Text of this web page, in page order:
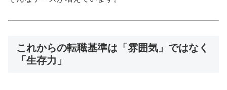
これからの転職基準は「雰囲気」ではなく
「生存力」